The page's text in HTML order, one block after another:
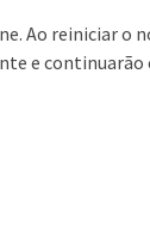
Ao reiniciar o
e continuarão